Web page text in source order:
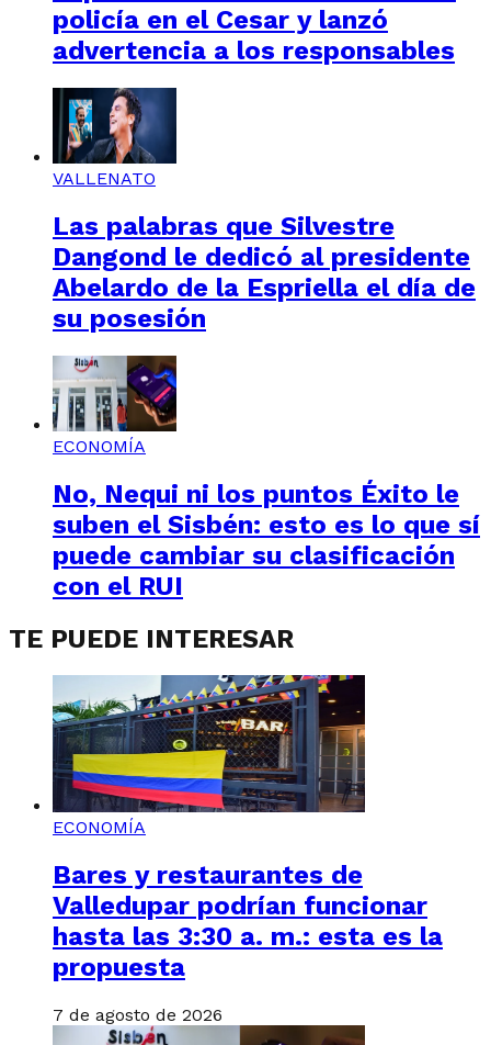
policía en el Cesar y lanzó
advertencia a los responsables
VALLENATO
Las palabras que Silvestre
Dangond le dedicó al presidente
Abelardo de la Espriella el día de
su posesión
ECONOMÍA
No, Nequi ni los puntos Éxito le
suben el Sisbén: esto es lo que sí
puede cambiar su clasificación
con el RUI
TE PUEDE INTERESAR
ECONOMÍA
Bares y restaurantes de
Valledupar podrían funcionar
hasta las 3:30 a. m.: esta es la
propuesta
7 de agosto de 2026